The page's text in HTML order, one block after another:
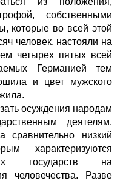
собственными
которые во всей этой
человек, настояли на
четырех пятых всей
Германией тем
и цвет мужского
осуждения народам
деятелям.
сравнительно низкий
характеризуются
государств на
человечества. Разве